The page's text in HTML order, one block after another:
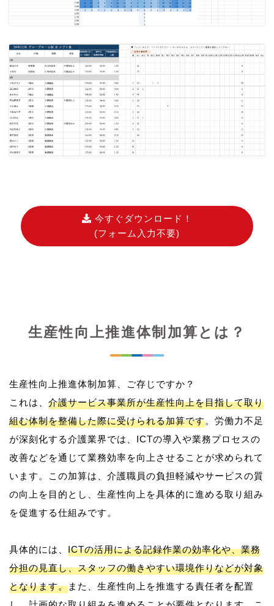
今すぐダウンロード！
(フォーム入力不要)
生産性向上推進体制加算とは？
生産性向上推進体制加算、ご存じですか？
これは、 介護サービス事業所が生産性向上を目指して取り
組む体制を整備した際に受けられる加算です。労働力不足
が深刻化する介護業界では、ICTの導入や業務プロセスの
改善などを通じて業務効率を向上させることが求められて
います。この加算は、介護職員の負担軽減やサービスの質
の向上を目的とし、生産性向上を具体的に進める取り組み
を促進する仕組みです。
具体的には、 ICTの活用による記録作業の効率化や、業務
分担の見直し、スタッフの働きやすい環境作りなどが対象
となります。また、生産性向上を推進する責任者を配置